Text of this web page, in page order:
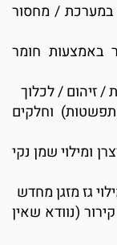
/ מחסור
חומר
/ לכלוך
וחלקים
ומילוי שמן נקי
גז מזגן מחדש
(נוודא שאין